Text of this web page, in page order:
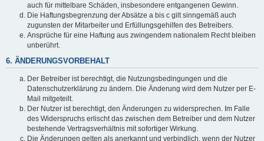
auch für mittelbare Schäden, insbesondere entgangenen Gewinn.
Die Haftungsbegrenzung der Absätze a bis c gilt sinngemäß auch
zugunsten der Mitarbeiter und Erfüllungsgehilfen des Betreibers.
Ansprüche für eine Haftung aus zwingendem nationalem Recht bleiben
unberührt.
6. ÄNDERUNGSVORBEHALT
Der Betreiber ist berechtigt, die Nutzungsbedingungen und die
Datenschutzerklärung zu ändern. Die Änderung wird dem Nutzer per E-
Mail mitgeteilt.
Der Nutzer ist berechtigt, den Änderungen zu widersprechen. Im Falle
des Widerspruchs erlischt das zwischen dem Betreiber und dem Nutzer
bestehende Vertragsverhältnis mit sofortiger Wirkung.
Die Änderungen gelten als anerkannt und verbindlich, wenn der Nutzer